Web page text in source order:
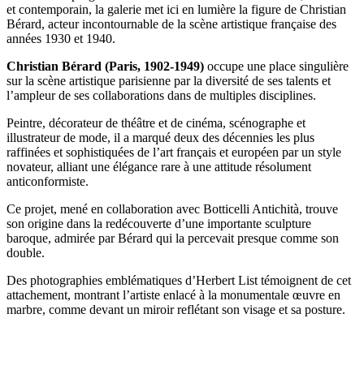
et contemporain, la galerie met ici en lumière la figure de Christian
Bérard, acteur incontournable de la scène artistique française des
années 1930 et 1940.
Christian Bérard (Paris, 1902-1949) occupe une place singulière
sur la scène artistique parisienne par la diversité de ses talents et
l’ampleur de ses collaborations dans de multiples disciplines.
Peintre, décorateur de théâtre et de cinéma, scénographe et
illustrateur de mode, il a marqué deux des décennies les plus
raffinées et sophistiquées de l’art français et européen par un style
novateur, alliant une élégance rare à une attitude résolument
anticonformiste.
Ce projet, mené en collaboration avec Botticelli Antichità, trouve
son origine dans la redécouverte d’une importante sculpture
baroque, admirée par Bérard qui la percevait presque comme son
double.
Des photographies emblématiques d’Herbert List témoignent de cet
attachement, montrant l’artiste enlacé à la monumentale œuvre en
marbre, comme devant un miroir reflétant son visage et sa posture.